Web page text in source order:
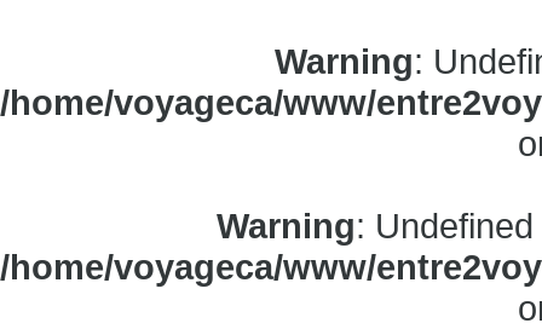
Warning:
/home/voyageca/www/
Warning:
/home/voyageca/www/